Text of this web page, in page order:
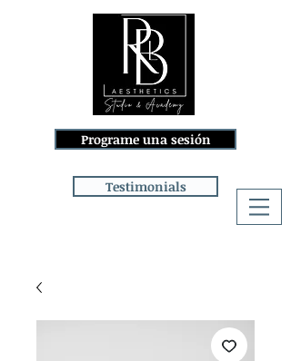
Programe una sesión
Testimonials